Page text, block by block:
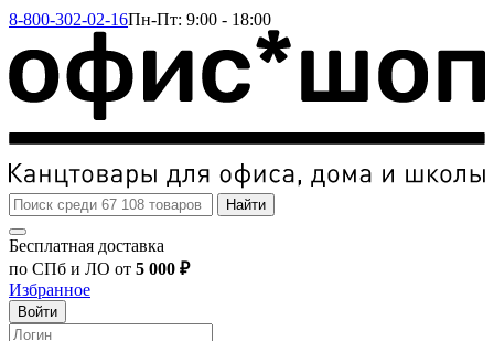
8-800-302-02-16Пн-Пт: 9:00 - 18:00
Найти
Бесплатная доставка
по СПб и ЛО от 5 000 ₽
Избранное
Войти